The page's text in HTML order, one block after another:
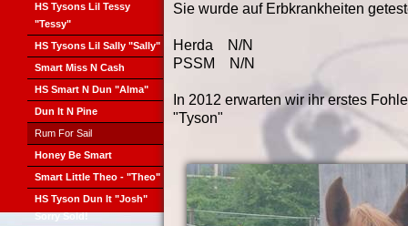
HS Tysons Lil Tessy
"Tessy"
HS Tysons Lil Sally "Sally"
Smart Miss N Cash
HS Smart N Dun "Alma"
Dun It N Pine
Rum For Sail
Honey Be Smart
Smart Little Theo - "Theo"
HS Tyson Dun It "Josh"
Sorry Sold!
Sie wurde auf Erbkrankheiten
Herda N/N
PSSM N/N
In 2012 erwarten wir ihr erstes
"Tyson"